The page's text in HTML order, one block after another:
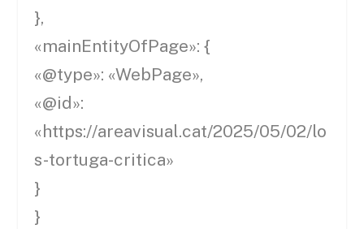
},
«mainEntityOfPage»: {
«@type»: «WebPage»,
«@id»:
«https://areavisual.cat/2025/05/02/lo
s-tortuga-critica»
}
}